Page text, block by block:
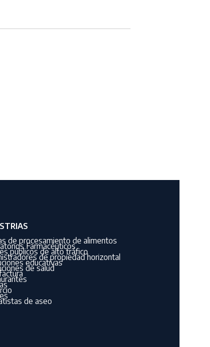
de procesamiento de alimentos
Farmacéuticos
públicos de alto tráfico
de propiedad horizontal
educativas
de salud
de aseo